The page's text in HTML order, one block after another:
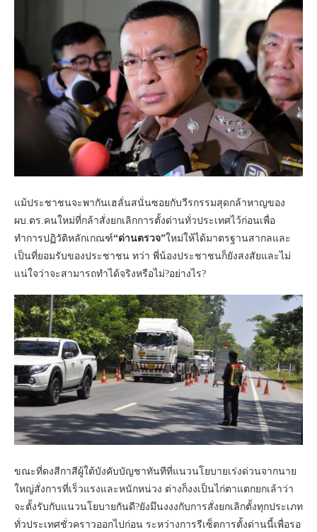
แม้ประชาชนจะพากันเฮลั่นสนั่นซอยกับวีรกรรมสุดกล้าหาญของ
ผบ.ตร.คนใหม่ที่กล้าสั่งยกเลิกการตั้งด่านทั่วประเทศไว้ก่อนเพื่อ
ทำการปฏิวัติหลักเกณฑ์“ด่านตรวจ”ใหม่ให้ได้มาตรฐานสากลและ
เป็นที่ยอมรับของประชาชน ทว่า พี่น้องประชาชนก็ยังสงสัยและไม่
แน่ใจว่าจะสามารถทำได้จริงหรือไม่?อย่างไร?
ขณะที่ดงสีกาสีผู้ใต้บังคับบัญชาทันทีที่แนวนโยบายเร่งด่วนจากนาย
ใหญ่สั่งการที่เร็วแรงและหนักหน่วง ต่างก็งงเป็นไก่ตาแตกยกเล้าว่า
จะตั้งรับกับแนวนโยบายกันดี?ยังมึนงงงกับการสั่งยกเลิกตั้งทุกประเภท
ทั่วประเทศชั่วคราวออกไปก่อน ระหว่างการรีเซ็ตการตั้งด่านนี้เพื่อรอ